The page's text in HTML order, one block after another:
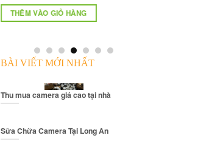
THÊM VÀO GIỎ HÀNG
BÀI VIẾT MỚI NHẤT
Thu mua camera giá cao tại nhà
Sữa Chữa Camera Tại Long An